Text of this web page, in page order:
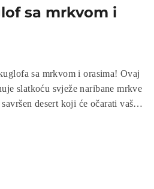
sa mrkvom i
sa mrkvom i orasima! Ovaj
slatkoću svježe naribane mrkve
desert koji će očarati vaše